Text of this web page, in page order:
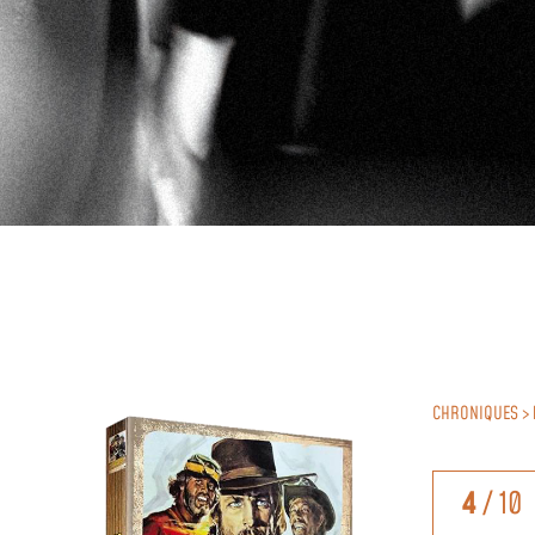
CHRONIQUES >
4/ 10